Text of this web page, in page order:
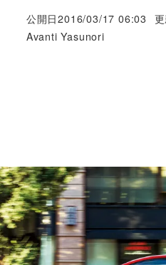
公開日2016/03/17 06:03
著
Avanti Yasunori